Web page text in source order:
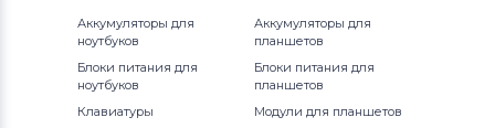
Аккумуляторы для
ноутбуков
Блоки питания для
ноутбуков
Клавиатуры
Аккумуляторы для
планшетов
Блоки питания для
планшетов
Модули для планшетов